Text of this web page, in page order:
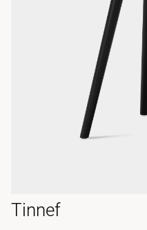
Tinnef